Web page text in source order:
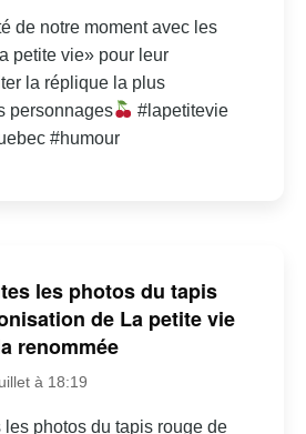
de notre moment avec les
petite vie» pour leur
la réplique la plus
personnages
#lapetitevie
#humour
les photos du tapis
de La petite vie
renommée
à 18:19
les photos du tapis rouge de